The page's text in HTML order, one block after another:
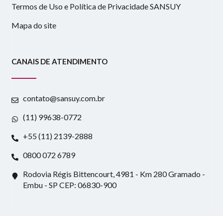
Termos de Uso e Política de Privacidade SANSUY
Mapa do site
CANAIS DE ATENDIMENTO
contato@sansuy.com.br
(11) 99638-0772
+55 (11) 2139-2888
0800 072 6789
Rodovia Régis Bittencourt, 4981 - Km 280 Gramado -
Embu - SP CEP: 06830-900